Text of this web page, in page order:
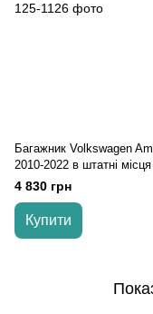
Багажник Volkswagen
2010-2022 в штатні місця
Ecem
4 830 грн
Купити